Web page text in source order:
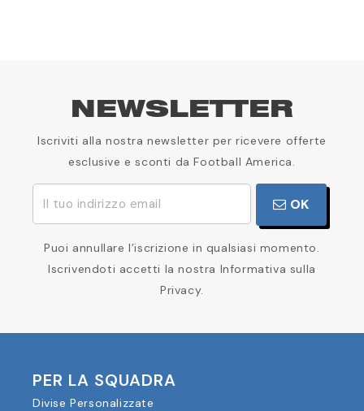
NEWSLETTER
Iscriviti alla nostra newsletter per ricevere offerte
esclusive e sconti da Football America.
OK
Puoi annullare l’iscrizione in qualsiasi momento.
Iscrivendoti accetti la nostra Informativa sulla
Privacy.
PER LA SQUADRA
Divise Personalizzate